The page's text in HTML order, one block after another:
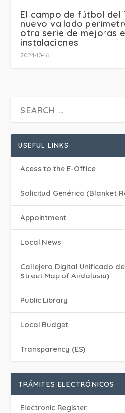
El campo de fútbol del
nuevo vallado
otra serie de mejoras
instalaciones
2024-10-16
USEFUL LINKS
Acess to the E-Office
Solicitud Genérica (Blanket
Appointment
Local News
Callejero Digital Unificado
Street Map of Andalusia)
Public Library
Local Budget
Transparency (ES)
TRÁMITES ELECTRÓNICOS
Electronic Register